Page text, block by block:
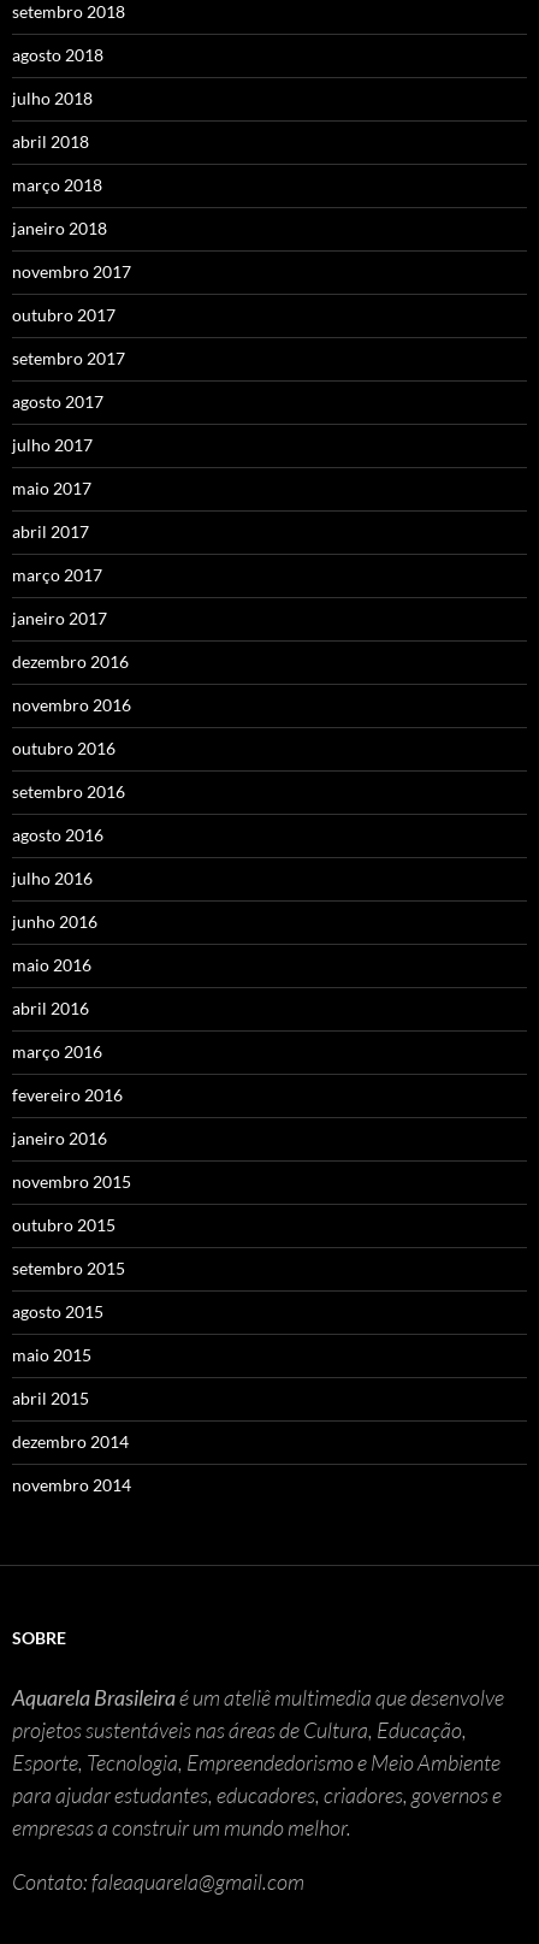
setembro 2018
agosto 2018
julho 2018
abril 2018
março 2018
janeiro 2018
novembro 2017
outubro 2017
setembro 2017
agosto 2017
julho 2017
maio 2017
abril 2017
março 2017
janeiro 2017
dezembro 2016
novembro 2016
outubro 2016
setembro 2016
agosto 2016
julho 2016
junho 2016
maio 2016
abril 2016
março 2016
fevereiro 2016
janeiro 2016
novembro 2015
outubro 2015
setembro 2015
agosto 2015
maio 2015
abril 2015
dezembro 2014
novembro 2014
SOBRE
Aquarela Brasileiraé um ateliê multimedia que desenvolve
projetos sustentáveis nas áreas de Cultura, Educação,
Esporte, Tecnologia, Empreendedorismo e Meio Ambiente
para ajudar estudantes, educadores, criadores, governos e
empresas a construir um mundo melhor.
Contato: faleaquarela@gmail.com